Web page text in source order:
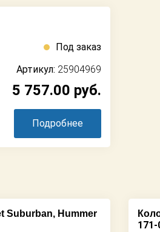
Под заказ
Артикул: 25904969
5 757.00 руб.
Подробнее
Suburban, Hummer
171-